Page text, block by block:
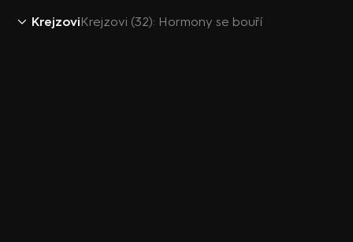
KrejzoviKrejzovi (32): Hormony se bouří